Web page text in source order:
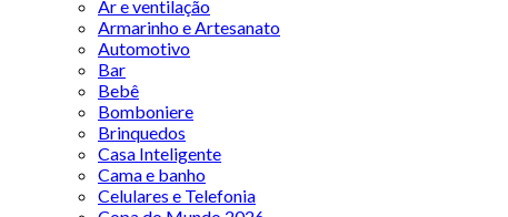
Ar e ventilação
Armarinho e Artesanato
Automotivo
Bar
Bebê
Bomboniere
Brinquedos
Casa Inteligente
Cama e banho
Celulares e Telefonia